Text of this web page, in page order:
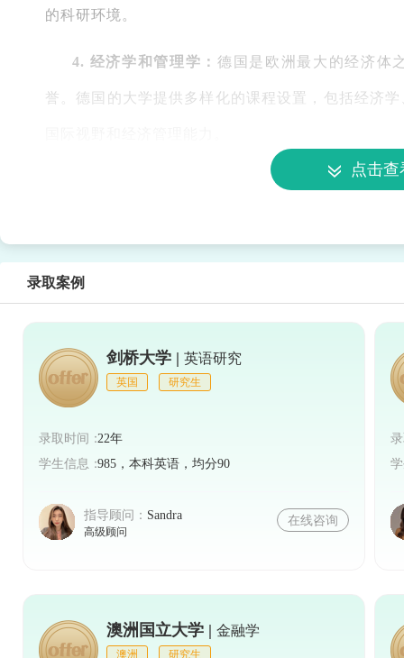
的科研环境。
4. 经济学和管理学： 德国是欧洲最大的经济体
誉。德国的大学提供多样化的课程设置，包括经济
德国的人文社会科学专业同
6. 医学：德国在医学领域具有世界领先地位，
后，德国医学院毕业生在全球范围内具有较高的就业
时，建议学生根据自己的兴趣和发展方向进行综合
点击
录取案例
剑桥大学 | 英语研究
英国 研究生
录取时间：22年
学生信息：985，本科英语，均分90
指导顾问： Sandra
高级顾问
在线咨询
澳洲国立大学 | 金融学
澳洲 研究生